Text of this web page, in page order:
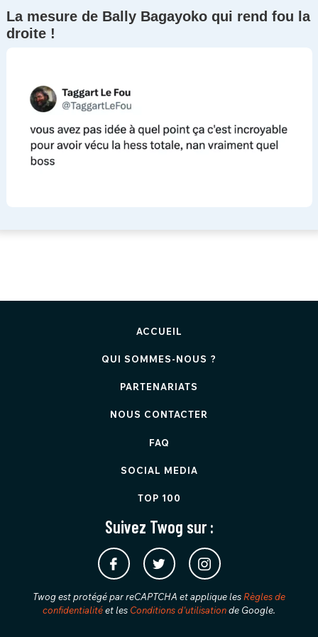
La mesure de Bally Bagayoko qui rend fou la
droite !
ACCUEIL
QUI SOMMES-NOUS ?
PARTENARIATS
NOUS CONTACTER
FAQ
SOCIAL MEDIA
TOP 100
Suivez Twog sur :
Twog est protégé par reCAPTCHA et applique lesRègles de
confidentialitéet les Conditions d'utilisationde Google.